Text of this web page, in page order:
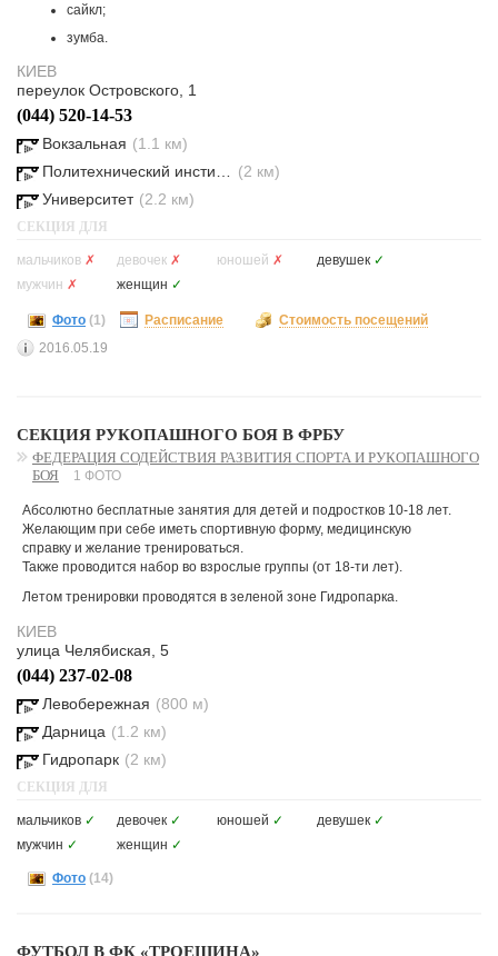
сайкл;
зумба.
КИЕВ
переулок Островского, 1
(044) 520-14-53
Вокзальная (1.1 км)
(2 км)
Университет (2.2 км)
СЕКЦИЯ ДЛЯ
мальчиков ✗ девочек ✗ юношей ✗ девушек ✓
мужчин ✗ женщин ✓
Фото (1) Расписание
Стоимость посещений
2016.05.19
СЕКЦИЯ РУКОПАШНОГО БОЯ В ФРБУ
ФЕДЕРАЦИЯ СОДЕЙСТВИЯ РАЗВИТИЯ СПОРТА И РУКОПАШНОГО
БОЯ
1 ФОТО
Абсолютно бесплатные занятия для детей и подростков 10-18 лет.
Желающим при себе иметь спортивную форму, медицинскую
справку и желание тренироваться.
Также проводится набор во взрослые группы (от 18-ти лет).
Летом тренировки проводятся в зеленой зоне Гидропарка.
КИЕВ
улица Челябиская, 5
(044) 237-02-08
Левобережная (800 м)
Дарница (1.2 км)
Гидропарк (2 км)
СЕКЦИЯ ДЛЯ
мальчиков ✓ девочек ✓ юношей ✓ девушек ✓
мужчин ✓ женщин ✓
Фото (14)
ФУТБОЛ В ФК «ТРОЕЩИНА»